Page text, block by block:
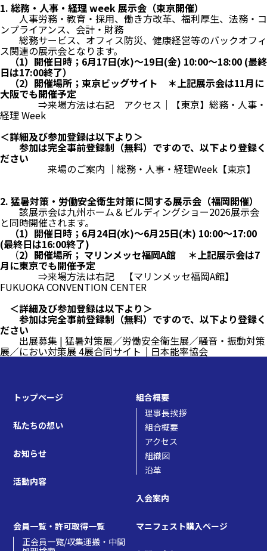
1. 総務・人事・経理 week 展示会（東京開催）
人事労務・教育・採用、働き方改革、福利厚生、法務・コ
ンプライアンス、会計・財務
総務サービス、オフィス防災、健康経営等のバックオフィ
ス関連の展示会となります。
（1）開催日時；6月17日(水)～19日(金) 10:00～18:00 (最終
日は17:00終了）
（2）開催場所；東京ビッグサイト ＊上記展示会は11月に
大阪でも開催予定
⇒来場方法は右記 アクセス｜【東京】総務・人事・
経理 Week
＜詳細及び参加登録は以下より＞
参加は完全事前登録制（無料）ですので、以下より登録く
ださい
来場のご案内 ｜総務・人事・経理Week【東京】
2. 猛暑対策・労働安全衛生対策に関する展示会（福岡開催）
該展示会は九州ホーム＆ビルディングショー2026展示会
と同時開催されます。
（1）開催日時；6月24日(水)～6月25日(木) 10:00～17:00
(最終日は16:00終了)
（2）開催場所； マリンメッセ福岡A館 ＊上記展示会は7
月に東京でも開催予定
⇒来場方法は右記 【マリンメッセ福岡A館】
FUKUOKA CONVENTION CENTER
＜詳細及び参加登録は以下より＞
参加は完全事前登録制（無料）ですので、以下より登録く
ださい
出展募集 | 猛暑対策展／労働安全衛生展／騒音・振動対策
展／におい対策展 4展合同サイト｜日本能率協会
トップページ
私たちの想い
お知らせ
活動内容
組合概要
理事長挨拶
組合概要
アクセス
組織図
沿革
入会案内
会員一覧・許可取得一覧
正会員一覧/収集運搬・中間
マニフェスト購入ページ